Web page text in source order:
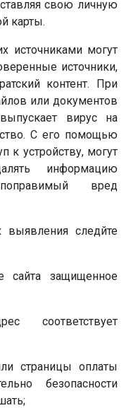
свою личную
карты.
источниками могут
источники,
контент. При
или документов
вирус на
С его помощью
к устройству, могут
информацию
вред
выявления следйте
сайта защищенное
соответствует
страницы оплаты
безопасности